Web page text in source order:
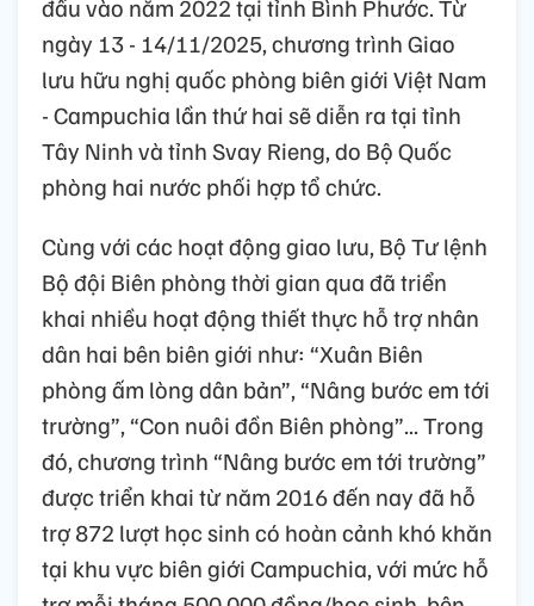
đầu vào năm 2022 tại tỉnh Bình Phước. Từ
ngày 13 - 14/11/2025, chương trình Giao
lưu hữu nghị quốc phòng biên giới Việt Nam
- Campuchia lần thứ hai sẽ diễn ra tại tỉnh
Tây Ninh và tỉnh Svay Rieng, do Bộ Quốc
phòng hai nước phối hợp tổ chức.
Cùng với các hoạt động giao lưu, Bộ Tư lệnh
Bộ đội Biên phòng thời gian qua đã triển
khai nhiều hoạt động thiết thực hỗ trợ nhân
dân hai bên biên giới như: “Xuân Biên
phòng ấm lòng dân bản”, “Nâng bước em tới
trường”, “Con nuôi đồn Biên phòng”... Trong
đó, chương trình “Nâng bước em tới trường”
được triển khai từ năm 2016 đến nay đã hỗ
trợ 872 lượt học sinh có hoàn cảnh khó khăn
tại khu vực biên giới Campuchia, với mức hỗ